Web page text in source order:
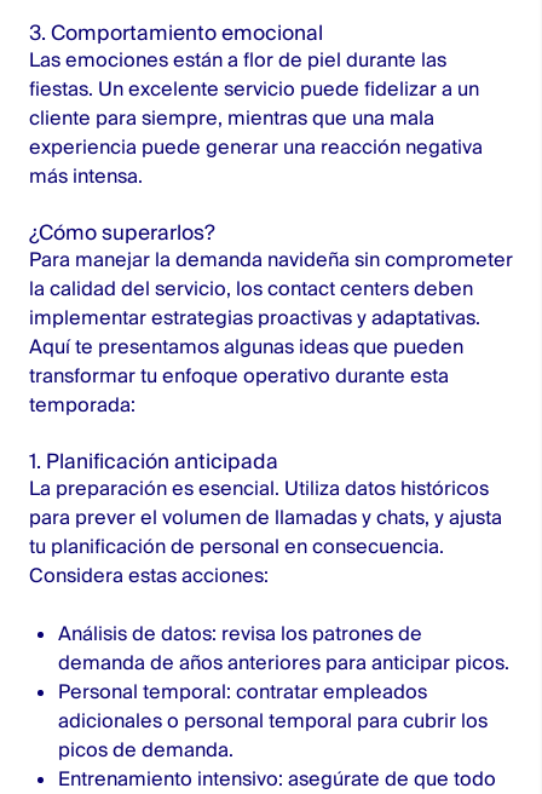
3. Comportamiento emocional
Las emociones están a flor de piel durante las
fiestas. Un excelente servicio puede fidelizar a un
cliente para siempre, mientras que una mala
experiencia puede generar una reacción negativa
más intensa.
¿Cómo superarlos?
Para manejar la demanda navideña sin comprometer
la calidad del servicio, los contact centers deben
implementar estrategias proactivas y adaptativas.
Aquí te presentamos algunas ideas que pueden
transformar tu enfoque operativo durante esta
temporada:
1. Planificación anticipada
La preparación es esencial. Utiliza datos históricos
para prever el volumen de llamadas y chats, y ajusta
tu planificación de personal en consecuencia.
Considera estas acciones:
Análisis de datos: revisa los patrones de
demanda de años anteriores para anticipar picos.
Personal temporal: contratar empleados
adicionales o personal temporal para cubrir los
picos de demanda.
Entrenamiento intensivo: asegúrate de que todo